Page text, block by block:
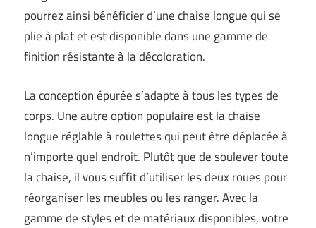
pourrez ainsi bénéficier d’une chaise longue qui se
plie à plat et est disponible dans une gamme de
finition résistante à la décoloration.
La conception épurée s’adapte à tous les types de
corps. Une autre option populaire est la chaise
longue réglable à roulettes qui peut être déplacée à
n’importe quel endroit. Plutôt que de soulever toute
la chaise, il vous suffit d’utiliser les deux roues pour
réorganiser les meubles ou les ranger. Avec la
gamme de styles et de matériaux disponibles, votre